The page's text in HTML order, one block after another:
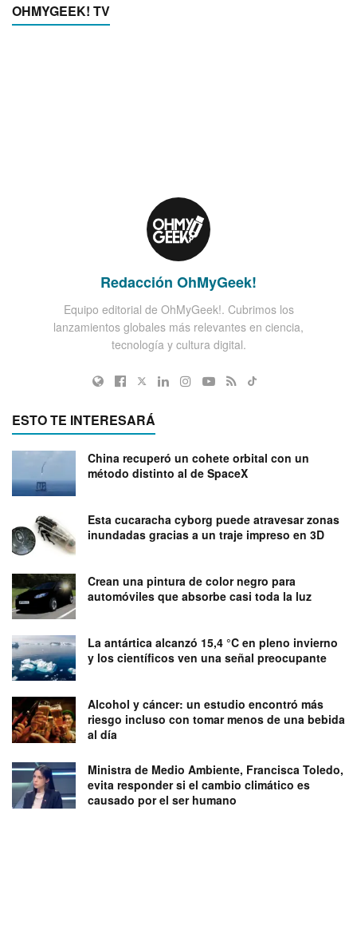
OHMYGEEK! TV
Redacción OhMyGeek!
Equipo editorial de OhMyGeek!. Cubrimos los
lanzamientos globales más relevantes en ciencia,
tecnología y cultura digital.
ESTO TE INTERESARÁ
China recuperó un cohete orbital con un
método distinto al de SpaceX
Esta cucaracha cyborg puede atravesar zonas
inundadas gracias a un traje impreso en 3D
Crean una pintura de color negro para
automóviles que absorbe casi toda la luz
La antártica alcanzó 15,4 °C en pleno invierno
y los científicos ven una señal preocupante
Alcohol y cáncer: un estudio encontró más
riesgo incluso con tomar menos de una bebida
al día
Ministra de Medio Ambiente, Francisca Toledo,
evita responder si el cambio climático es
causado por el ser humano